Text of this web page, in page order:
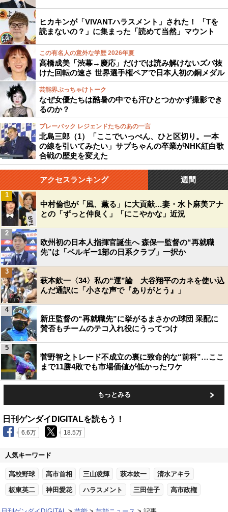
ヒカキンが「VIVANTハラスメント」された！ 「Tを
読まないの？」に集まった「読めて当然」マウント
この有名人の意外な学歴 2026年夏
高橋成美「渋幕→慶応」だけでは読み解けないズバ抜
けた回転の速さ 世界選手権ペアで日本人初の銅メダル
芸能界ぶっちゃけトーク
なぜ女優たちは酷暑の中でも汗ひとつかかず撮影でき
るのか？
プレーバック レジェンドたちのあの一言
北島三郎（1）「ここでいっぺん、ひと区切り。一本
の線を引いてみたい」サブちゃんの卒業がNHK紅白歌
合戦の歴史を変えた
アクセスランキング 週間
中村倫也が「風、薫る」に大貢献…妻・水卜麻美アナ
との「ずっと仲良く」「にこやかな」近況
1
欧州初の日本人指揮官誕生へ 森保一監督の“再就職
先”は「ベルギー1部の日系クラブ」一択か
2
萩本欽一〈34〉私の“運”論 大谷翔平のカネを使い込
んだ通訳に「小さな声で『ありがとう』」
3
新庄監督の“再就職先”に挙がるまさかの球団 采配に
賛否もチームのテコ入れ役にうってつけ
4
菅野智之トレード不成立の裏に致命的な“前科”…ここ
まで11勝4敗でも市場価値が低かったワケ
5
もっとみる
日刊ゲンダイDIGITALを読もう！
6.6万 18.5万
人気キーワード
高校野球 高市首相 三山凌輝 萩本欽一 清水アキラ
板東英二 神田愛花 ハラスメント 三田佳子 高市政権